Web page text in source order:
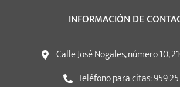
INFORMACIÓN DE
Calle José Nogales, número 10,
Teléfono para citas: 959 25